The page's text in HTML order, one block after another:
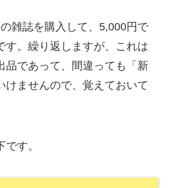
雑誌を購入して、5,000円で
す。繰り返しますが、これは
品であって、間違っても「新
けませんので、覚えておいて
す。